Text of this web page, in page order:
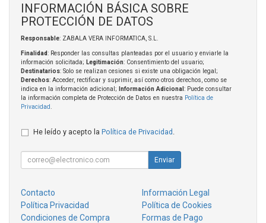
INFORMACIÓN BÁSICA SOBRE
PROTECCIÓN DE DATOS
Responsable: ZABALA VERA INFORMATICA, S.L.
Finalidad: Responder las consultas planteadas por el usuario y enviarle la
información solicitada; Legitimación: Consentimiento del usuario;
Destinatarios: Solo se realizan cesiones si existe una obligación legal;
Derechos: Acceder, rectificar y suprimir, así como otros derechos, como se
indica en la información adicional;
Información Adicional : Puede consultar
la información completa de Protección de Datos en nuestra Política de
Privacidad
He leído y acepto la Política de Privacidad
Enviar
Contacto
Información Legal
Política Privacidad
Política de Cookies
Condiciones de Compra
Formas de Pago